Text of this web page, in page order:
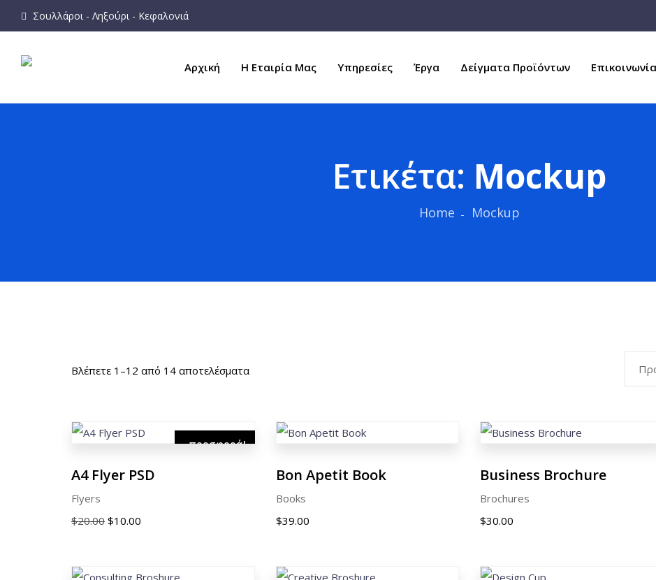
Σουλλάροι - Ληξούρι - Κεφαλονιά
Αρχική Η Εταιρία Μας Υπηρεσίες Έργα Δείγματα Προϊόντων Επικοινωνία
Ετικέτα: Mockup
Home Mockup
Βλέπετε 1–12 από 14 αποτελέσματα
προσφορά!
A4 Flyer PSD
Flyers
$20.00 Original
$10.00
Bon Apetit Book
Books
$39.00
Business Brochure
Brochures
$30.00